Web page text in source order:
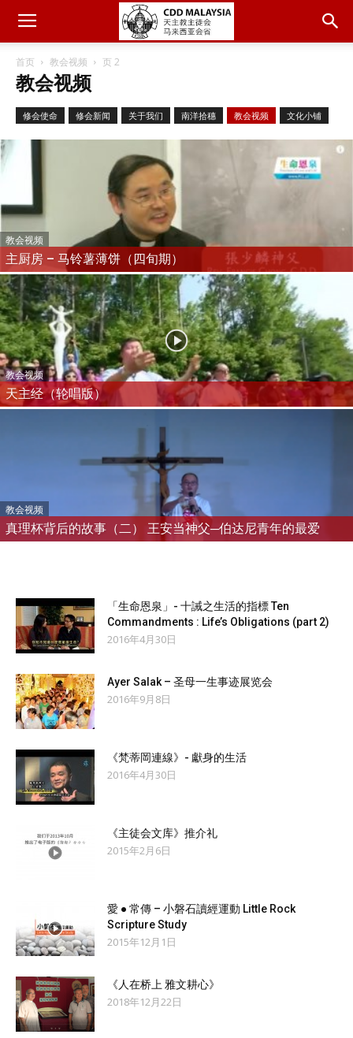
首页 教会视频 页 2
教会视频
修会使命 修会新闻 关于我们 南洋拾穗 教会视频 文化小铺
教会视频
主厨房 – 马铃薯薄饼（四旬期）
教会视频
天主经（轮唱版）
教会视频
真理杯背后的故事（二） 王安当神父─伯达尼青年的最爱
「生命恩泉」- 十誡之生活的指標 Ten
Commandments : Life’s Obligations (part 2)
2016年4月30日
Ayer Salak – 圣母一生事迹展览会
2016年9月8日
《梵蒂岡連線》- 獻身的生活
2016年4月30日
《主徒会文库》推介礼
2015年2月6日
愛 ● 常傳 – 小磐石讀經運動 Little Rock
Scripture Study
2015年12月1日
《人在桥上 雅文耕心》
2018年12月22日